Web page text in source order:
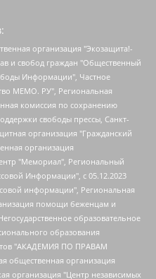
(США), являющаяся владельцем интернет-издания https://mnews.world/, Компания "Stichting Bellingcat", зарегистрированная в Нидерландах (дата регистрации 11.07.2018), Захаров Андрей Вячеславович, Клепиковская Екатерина Дмитриевна, Общество с ограниченной ответственностью "МЕМО", Перл Роман Александрович, Симонов Евгений Алексеевич, Соловьева Елена Анатольевна, Сотников Даниил Владимирович, Сурначева Елизавета Дмитриевна, Автономная некоммерческая организация по защите прав человека и информированию населения "Якутия – Наше Мнение", Общество с ограниченной ответственностью "Москоу диджитал медиа", с 26.01.2023 Общество с ограниченной ответственностью "Чайка Белые сады", Ветошкина Валерия Валерьевна, Заговора Максим Александрович, Межрегиональное общественное движение "Российская ЛГБТ - сеть", Оленичев Максим Владимирович, Павлов Иван Юрьевич, Скворцова Елена Сергеевна, Общество с ограниченной ответственностью "Как бы инагент", Кочетков Игорь Викторович, Общество с ограниченной ответственностью "Честные выборы", Еланчик Олег Александрович, Общество с ограниченной ответственностью "Нобелевский призыв", Гималова Регина Эмилевна, Григорьев Андрей Валерьевич, Григорьева Алина Александровна, Ассоциация по содействию защите прав призывников, альтернативнослужащих и военнослужащих "Правозащитная группа "Гражданин.Армия.Право", Хисамова Регина Фаритовна, Автономная некоммерческая организация по реализации социально-правовых программ "Лилит", Дальневосточное общественное движение "Маяк", Санкт-Петербургская ЛГБТ-инициативная группа "Выход", Инициативная группа ЛГБТ+ "Реверс", Алексеев Андрей Викторович, Бекбулатова Таисия Львовна, Беляев Иван Михайлович, Владыкина Елена Сергеевна, Гельман Марат Александрович, Никульшина Вероника Юрьевна, Толоконникова Надежда Андреевна, Шендерович Виктор Анатольевич, Общество с ограниченной ответственностью "Данное сообщение", Общество с ограниченной ответственностью Издательский дом "Новая глава", Айнбиндер Александра Александровна, Московский комьюнити-центр для ЛГБТ+инициатив, Благотворительный фонд развития филантропии, Deutsche Welle (Германия, Kurt-Schumacher-Strasse 3, 53113 Bonn), Борзунова Мария Михайловна, Воробьев Виктор Викторович, Голубева Анна Львовна, Константинова Алла Михайловна, Малкова Ирина Владимировна, Мурадов Мурад Абдулгалимович, Осетинская Елизавета Николаевна, Понасенков Евгений Николаевич, Ганапольский Матвей Юрьевич, Киселев Евгений Алексеевич, Борухович Ирина Григорьевна, Дремин Иван Тимофеевич, Дубровский Дмитрий Викторович, Красноярская региональная общественная организация поддержки и развития альтернативных образовательных технологий и межкультурных коммуникаций "ИНТЕРРА", Маяковская Екатерина Алексеевна, Фейгин Марк Захарович, Филимонов Андрей Викторович, Дзугкоева Регина Николаевна, Доброхотов Роман Александрович, Дудь Юрий Александрович, Елкин Сергей Владимирович, Кругликов Кирилл Игоревич, Сабунаева Мария Леонидовна, Семенов Алексей Владимирович, Шаинян Карен Багратович, Шульман Екатерина Михайловна, Асафьев Артур Валерьевич, Вахштайн Виктор Семенович, Венедиктов Алексей Алексеевич, Лушникова Екатерина Евгеньевна, Волков Леонид Михайлович, Невзоров Александр Глебович, Пархоменко Сергей Борисович, Сироткин Ярослав Николаевич, Кара-Мурза Владимир Владимирович, Баранова Наталья Владимировна, Гозман Леонид Яковлевич, Кагарлицкий Борис Юльевич, Климарев Михаил Валерьевич, Милов Владимир Станиславович, Автономная некоммерческая организация Краснодарский центр современного искусства "Типография", Моргенштерн Алишер Тагирович, Соболь Любовь Эдуардовна, Общество с ограниченной ответственностью "ЛИЗА НОРМ", Каспаров Гарри Кимович, Ходорковский Михаил Борисович, Общество с ограниченной ответственностью "Апрельские тезисы", Данилович Ирина Брониславовна, Кашин Олег Владимирович, Петров Николай Владимирович, Пивоваров Алексей Владимирович, Соколов Михаил Владимирович, Цветкова Юлия Владимировна, Чичваркин Евгений Александрович, Комитет против пыток/Команда против пыток, Общество с ограниченной ответственностью "Первый научный", Общество с ограниченной ответственностью "Вертолет и ко", Белоцерковская Вероника Борисовна, Кац Максим Евгеньевич, Лазарева Татьяна Юрьевна, Шаведдинов Руслан Табризович, Яшин Илья Валерьевич, Общество с ограниченной ответственностью "Иноагент ААВ", Алешковский Дмитрий Петрович, Альбац Евгения Марковна, Быков Дмитрий Львович, Галямина Юлия Евгеньевна, Лойко Сергей Леонидович, Мартынов Кирилл Константинович, Медведев Сергей Александрович, Крашенинников Федор Геннадиевич, Гордеева Катерина Вл